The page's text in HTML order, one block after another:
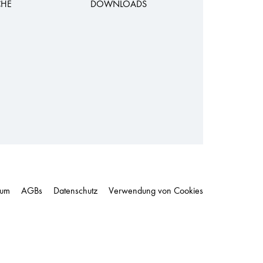
DOWNLOADS
AGBs Datenschutz Verwendung von Cookies